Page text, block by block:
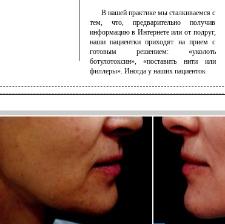
В нашей практике мы сталкиваемся с
тем, что, предварительно получив
информацию в Интернете или от подруг,
наши пациентки приходят на прием с
готовым решением: «уколоть
ботулотоксин», «поставить нити или
филлеры». Иногда у наших пациенток